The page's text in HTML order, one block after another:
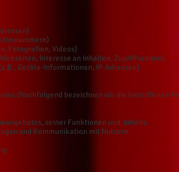
Videos)
Interesse an Inhalten, Zugriffszeiten).
Geräte-Informationen, IP-Adressen).
(Nachfolgend bezeichnen wir die betroffenen
seiner Funktionen und Inhalte.
und Kommunikation mit Nutzern.